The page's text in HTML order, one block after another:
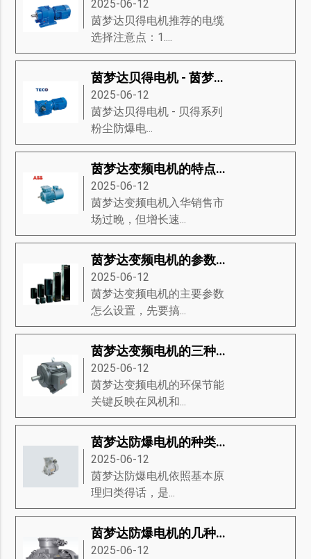
2025-06-12
茵梦达贝得电机推荐的电缆
选择注意点：1....
茵梦达贝得电机 - 茵梦达粉尘防爆电动机
2025-06-12
茵梦达贝得电机​ - 贝得系列
粉尘防爆电...
茵梦达变频电机的特点及维修
2025-06-12
茵梦达变频电机入华销售市
场过晚，但增长速...
茵梦达变频电机的参数该如何设置？
2025-06-12
茵梦达变频电机的主要参数
怎么设置，先要搞...
茵梦达变频电机的三种基础分类
2025-06-12
茵梦达变频电机的环保节能
关键反映在风机和...
茵梦达防爆电机的种类有哪些？茵梦达防爆电机的维修方式有哪些？
2025-06-12
茵梦达防爆电机​依照基本原
理归类得话，是...
茵梦达防爆电机的几种常见种类
2025-06-12